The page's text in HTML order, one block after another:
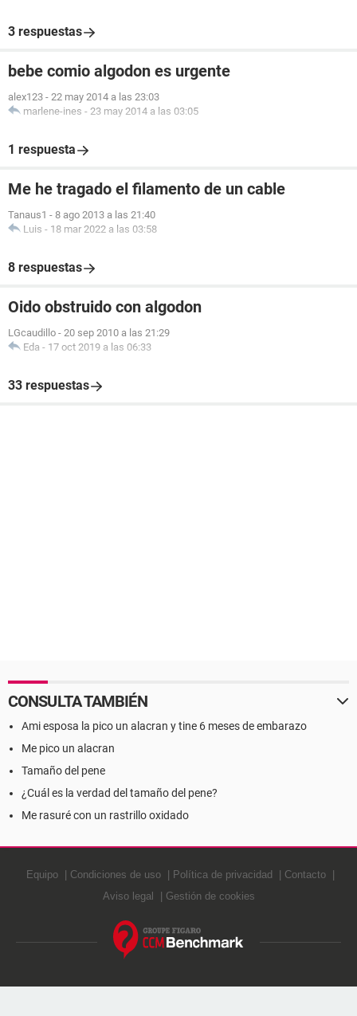
3 respuestas
bebe comio algodon es urgente
alex123 - 22 may 2014 a las 23:03
marlene-ines - 23 may 2014 a las 03:05
1 respuesta
Me he tragado el filamento de un cable
Tanaus1 - 8 ago 2013 a las 21:40
Luis - 18 mar 2022 a las 03:58
8 respuestas
Oido obstruido con algodon
LGcaudillo - 20 sep 2010 a las 21:29
Eda - 17 oct 2019 a las 06:33
33 respuestas
CONSULTA TAMBIÉN
Ami esposa la pico un alacran y tine 6 meses de embarazo
Me pico un alacran
Tamaño del pene
¿Cuál es la verdad del tamaño del pene?
Me rasuré con un rastrillo oxidado
Equipo Condiciones de uso Política de privacidad
Contacto
Aviso legal
Gestión de cookies